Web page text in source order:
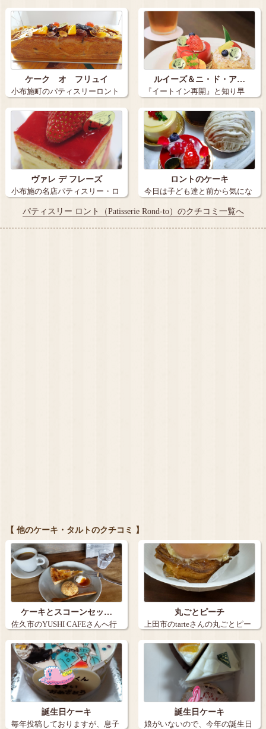
でパティスリ… い！ 小布…
ケーク オ フリュイ
小布施町のパティスリーロント
さんの「ケー…
ルイーズ＆ニ・ド・ア…
『イートイン再開』と知り早
速。 小布施…
ヴァレ デ フレーズ
小布施の名店パティスリー・ロ
ントの「ヴァ…
ロントのケーキ
今日は子ども達と前から気にな
っていた小布…
パティスリー ロント（Patisserie Rond-to）のクチコミ一覧へ
【 他のケーキ・タルトのクチコミ 】
ケーキとスコーンセッ…
佐久市のYUSHI CAFEさんへ行
きま…
丸ごとピーチ
上田市のtarteさんの丸ごとピー
チ。９…
誕生日ケーキ
毎年投稿しておりますが、息子
誕生日ケーキ
娘がいないので、今年の誕生日